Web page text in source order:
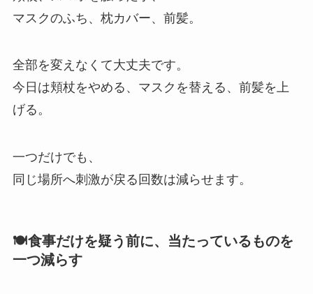
マスクのふち、枕カバー、前髪。
全部を変えなくて大丈夫です。
今日は頬杖をやめる、マスクを替える、前髪を上
げる。
一つだけでも、
同じ場所へ刺激が戻る回数は減らせます。
🍽️食事だけを疑う前に、当たっているものを
一つ減らす